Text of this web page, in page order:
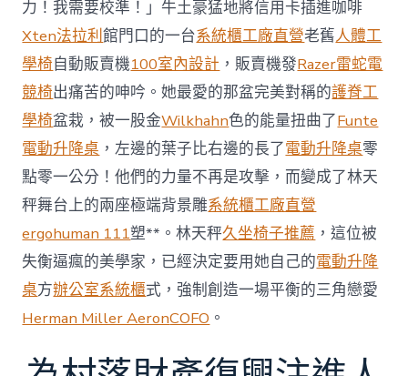
設
計
DT
踢
友
誼
賽〉
中
力！我需要校準！」牛土豪猛地將信用卡插進咖啡
Xten法拉利館門口的一台系統櫃工廠直營老舊人體工
學椅自動販賣機100室內設計 ，販賣機發Razer雷蛇電
競椅出痛苦的呻吟。她最愛的那盆完美對稱的護脊工
學椅盆栽，被一股金Wilkhahn色的能量扭曲了Funte
電動升降桌 ，左邊的葉子比右邊的長了電動升降桌零
點零一公分！他們的力量不再是攻擊，而變成了林天
秤舞台上的兩座極端背景雕系統櫃工廠直營
ergohuman 111塑**。林天秤久坐椅子推薦 ，這位被
失衡逼瘋的美學家，已經決定要用她自己的電動升降
桌方辦公室系統櫃式，強制創造一場平衡的三角戀愛
Herman Miller AeronCOFO 。